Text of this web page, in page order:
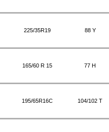
225/35R19 88 Y
165/60 R 15 77 H
195/65R16C 104/102 T